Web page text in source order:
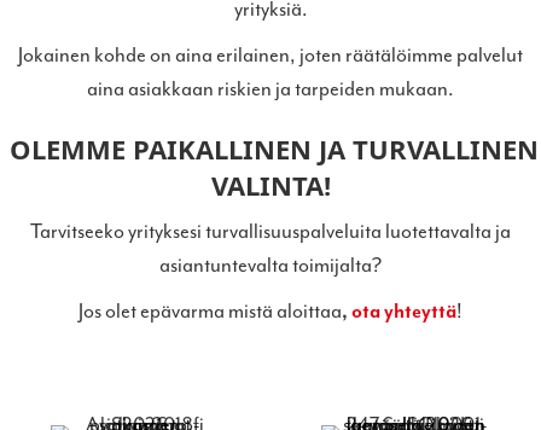
yrityksiä.
Jokainen kohde on aina erilainen, joten räätälöimme palvelut
aina asiakkaan riskien ja tarpeiden mukaan.
OLEMME PAIKALLINEN JA TURVALLINEN
VALINTA!
Tarvitseeko yrityksesi turvallisuuspalveluita luotettavalta ja
asiantuntevalta toimijalta?
Jos olet epävarma mistä aloittaa,ota yhteyttä!